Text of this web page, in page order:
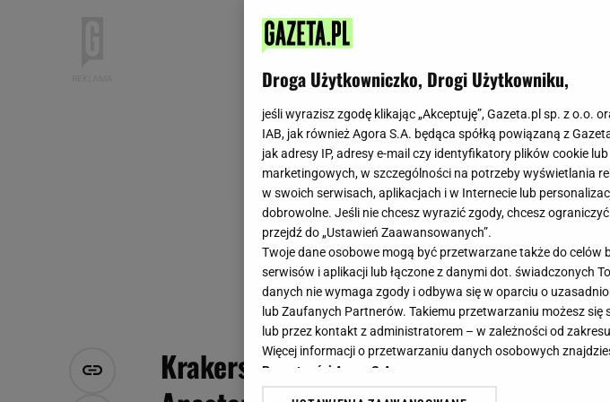
Krakersy, kajmak i zero pieczenia. To
Droga Użytkowniczko, Drogi Użytkowniku,
jeśli wyrazisz zgodę klikając „Akceptuję”, Gazeta.pl sp. z o.o.
IAB, jak również Agora S.A. będąca spółką powiązaną z
jak adresy IP, adresy e-mail czy identyfikatory plików cookie
marketingowych, w szczególności na potrzeby wyświetlania
w swoich serwisach, aplikacjach i w Internecie lub
dobrowolne. Jeśli nie chcesz wyrazić zgody, chcesz
przejdź do „Ustawień Zaawansowanych”.
Twoje dane osobowe mogą być przetwarzane także do
serwisów i aplikacji lub łączone z danymi dot. świadczonych
danych nie wymaga zgody i odbywa się w oparciu o
lub Zaufanych Partnerów. Takiemu przetwarzaniu możesz
lub przez kontakt z administratorem – w zależności od
Więcej informacji o przetwarzaniu danych osobowych
Prywatności Agora S.A.